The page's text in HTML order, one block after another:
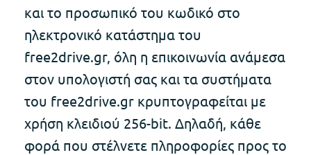
και το προσωπικό του κωδικό στο
ηλεκτρονικό κατάστημα του
free2drive.gr, όλη η επικοινωνία ανάμεσα
στον υπολογιστή σας και τα συστήματα
του free2drive.gr κρυπτογραφείται με
χρήση κλειδιού 256-bit. Δηλαδή, κάθε
φορά που στέλνετε πληροφορίες προς το